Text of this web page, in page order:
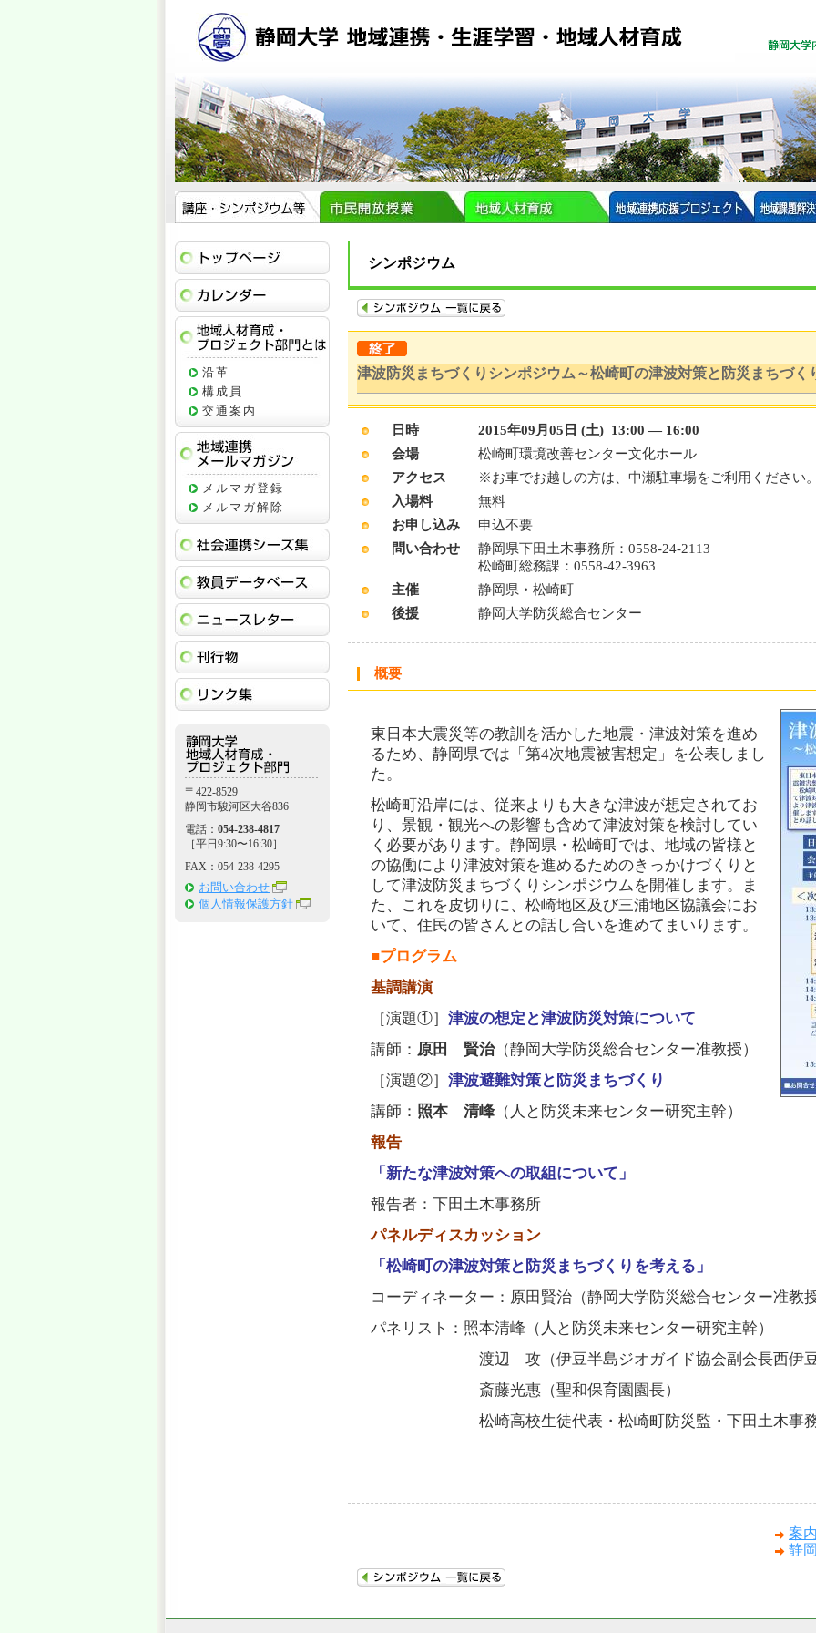
シンポジウム
津波防災まちづくりシンポジウム～松崎町の津波対策と防災まちづく
日時
2015年09月05日 (土) 13:00 — 16:00
会場
松崎町環境改善センター文化ホール
アクセス
※お車でお越しの方は、中瀬駐車場をご利用ください
入場料
無料
お申し込み
申込不要
問い合わせ
静岡県下田土木事務所：0558-24-2113
松崎町総務課：0558-42-3963
主催
静岡県・松崎町
後援
静岡大学防災総合センター
概要
東日本大震災等の教訓を活かした地震・津波対策を進め
るため、静岡県では「第4次地震被害想定」を公表しまし
た。
松崎町沿岸には、従来よりも大きな津波が想定されてお
り、景観・観光への影響も含めて津波対策を検討してい
く必要があります。静岡県・松崎町では、地域の皆様と
の協働により津波対策を進めるためのきっかけづくりと
して津波防災まちづくりシンポジウムを開催します。ま
た、これを皮切りに、松崎地区及び三浦地区協議会にお
いて、住民の皆さんとの話し合いを進めてまいります。
■プログラム
基調講演
［演題①］ 津波の想定と津波防災対策について
講師： 原田 賢治（静岡大学防災総合センター准教授）
［演題②］ 津波避難対策と防災まちづくり
講師： 照本 清峰（人と防災未来センター研究主幹）
報告
「新たな津波対策への取組について」
報告者：下田土木事務所
パネルディスカッション
「松崎町の津波対策と防災まちづくりを考える」
コーディネーター：原田賢治（静岡大学防災総合センター准教
パネリスト：照本清峰（人と防災未来センター研究主幹）
渡辺 攻（伊豆半島ジオガイド協会副会長西伊豆
斎藤光惠（聖和保育園園長）
松崎高校生徒代表・松崎町防災監・下田土木事務
案
静
イベントカレンダー
地域人材育成・プロジェクト部門とは
沿革
構成員
交通案内
地域連携メールマガジン
メルマガ登録
メルマガ解除
社会連携シーズ集
ニュースレター
刊行物
リンク集
〒422-8529
静岡市駿河区大谷836
電話： 054-238-4817
［平日9:30〜16:30］
FAX：054-238-4295
お問い合わせ
個人情報保護方針